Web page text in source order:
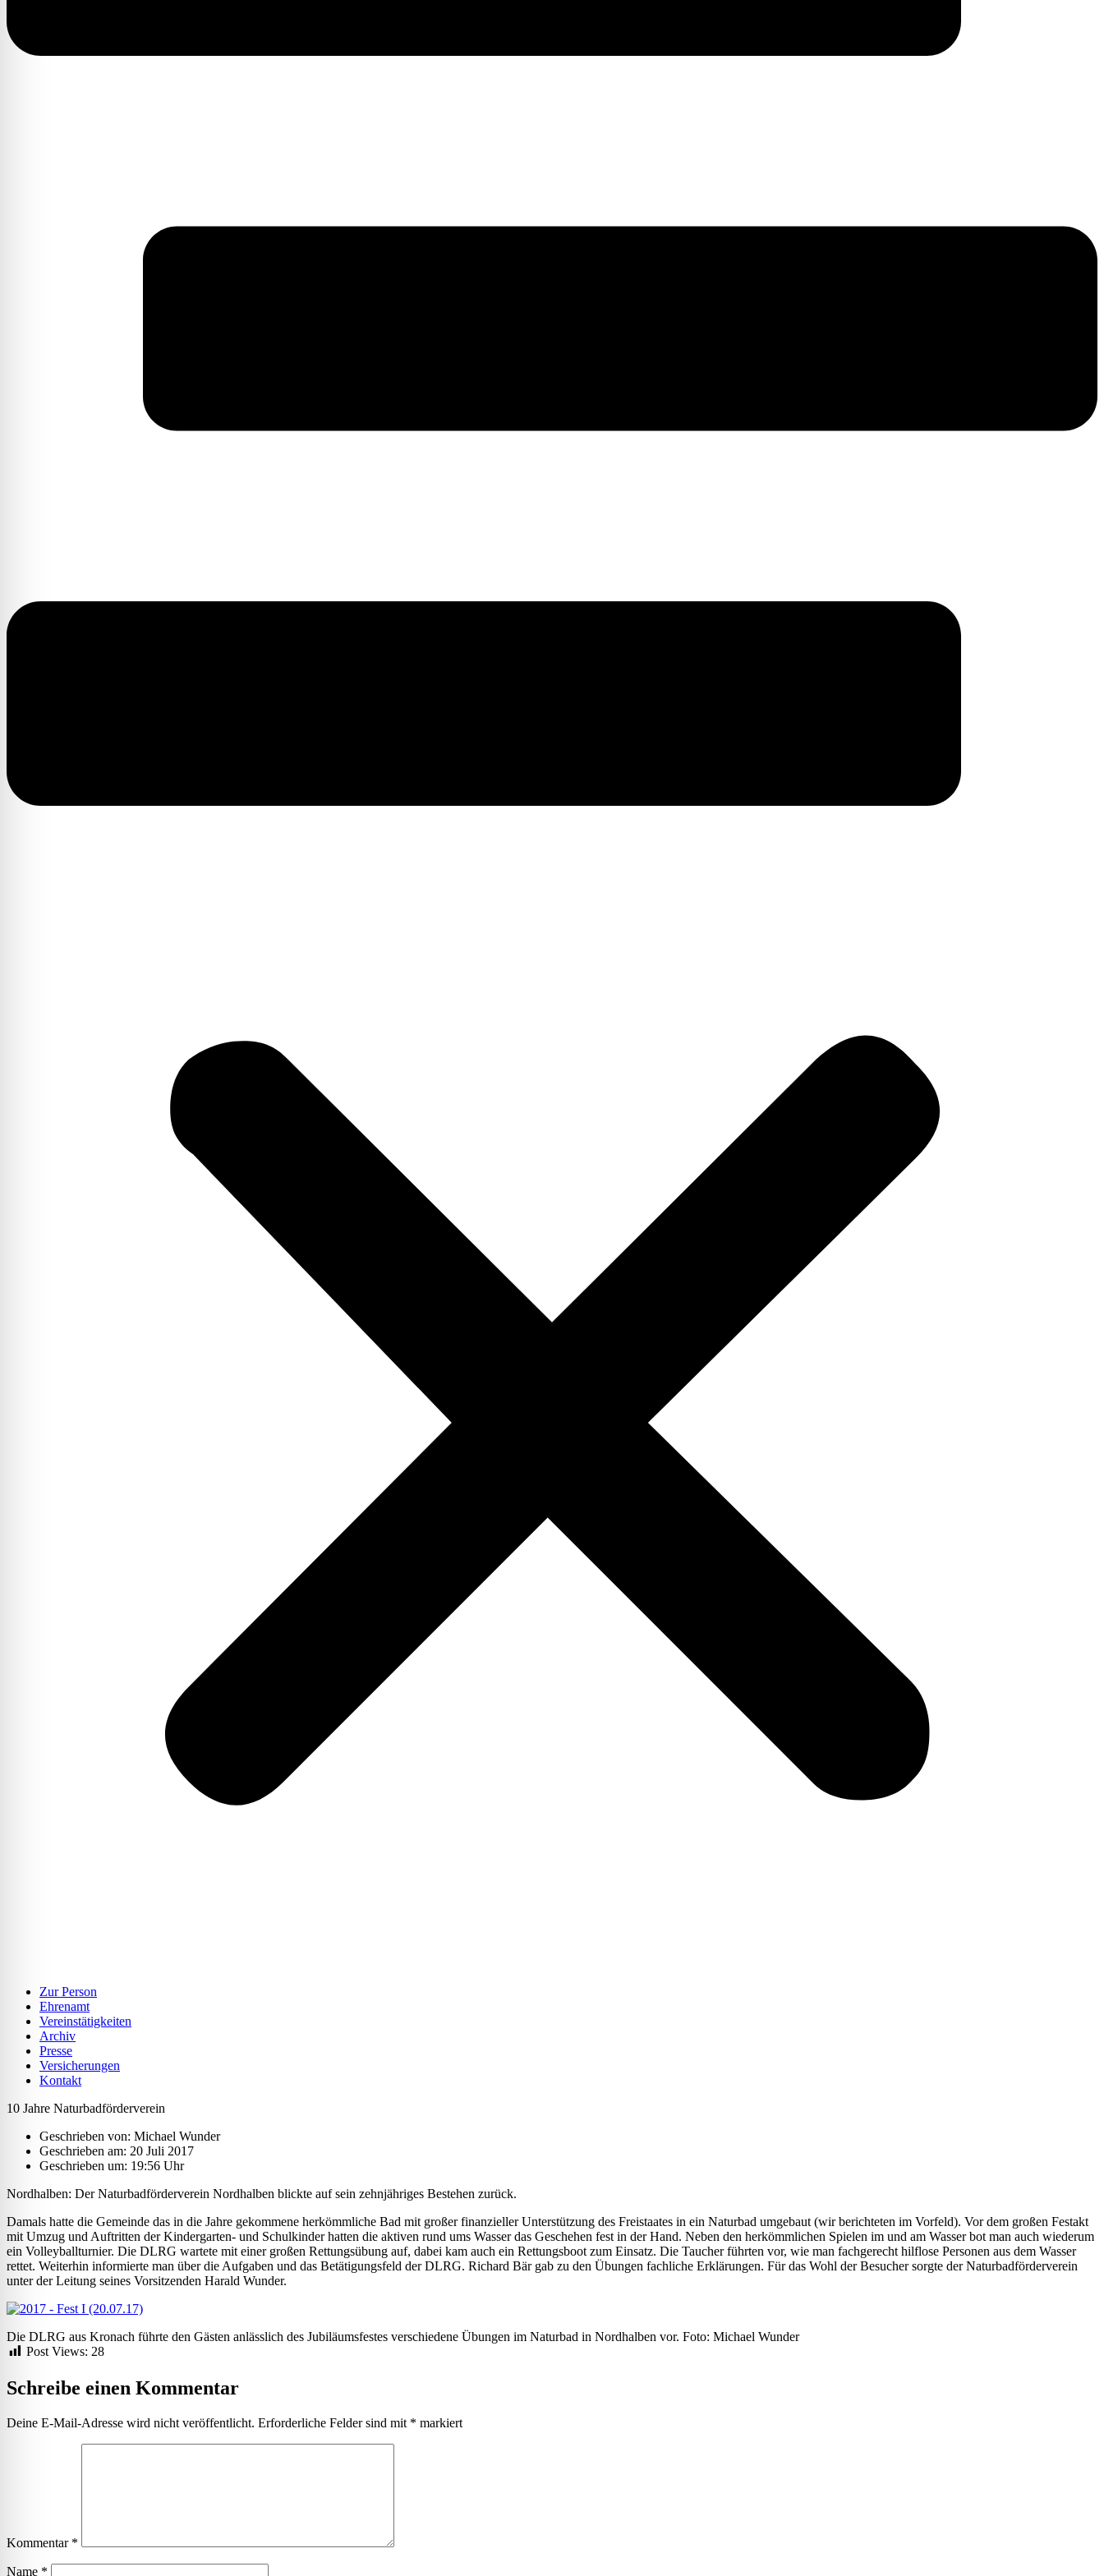
Zur Person
Ehrenamt
Vereinstätigkeiten
Archiv
Presse
Versicherungen
Kontakt
10 Jahre Naturbadförderverein
Geschrieben von: Michael Wunder
Geschrieben am: 20 Juli 2017
Geschrieben um: 19:56 Uhr
Nordhalben: Der Naturbadförderverein Nordhalben blickte auf sein zehnjähriges Bestehen zurück.
Damals hatte die Gemeinde das in die Jahre gekommene herkömmliche Bad mit großer finanzieller Unterstützung des Freistaates in ein Naturbad umgebaut (wir berichteten im Vorfeld). Vor dem großen Festakt
mit Umzug und Auftritten der Kindergarten- und Schulkinder hatten die aktiven rund ums Wasser das Geschehen fest in der Hand. Neben den herkömmlichen Spielen im und am Wasser bot man auch wiederum
ein Volleyballturnier. Die DLRG wartete mit einer großen Rettungsübung auf, dabei kam auch ein Rettungsboot zum Einsatz. Die Taucher führten vor, wie man fachgerecht hilflose Personen aus dem Wasser
rettet. Weiterhin informierte man über die Aufgaben und das Betätigungsfeld der DLRG. Richard Bär gab zu den Übungen fachliche Erklärungen. Für das Wohl der Besucher sorgte der Naturbadförderverein
unter der Leitung seines Vorsitzenden Harald Wunder.
Die DLRG aus Kronach führte den Gästen anlässlich des Jubiläumsfestes verschiedene Übungen im Naturbad in Nordhalben vor. Foto: Michael Wunder
Post Views: 28
Schreibe einen Kommentar
Deine E-Mail-Adresse wird nicht veröffentlicht. Erforderliche Felder sind mit * markiert
Kommentar *
Name *